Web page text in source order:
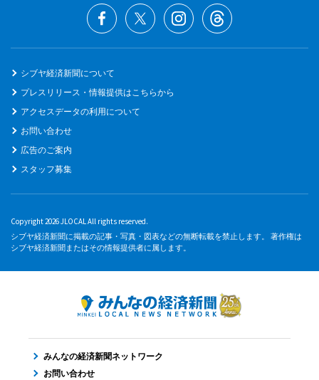
シブヤ経済新聞について
プレスリリース・情報提供はこちらから
アクセスデータの利用について
お問い合わせ
広告のご案内
スタッフ募集
Copyright 2026 JLOCAL All rights reserved.
シブヤ経済新聞に掲載の記事・写真・図表などの無断転載を禁止します。 著作権は
シブヤ経済新聞またはその情報提供者に属します。
みんなの経済新聞ネットワーク
お問い合わせ